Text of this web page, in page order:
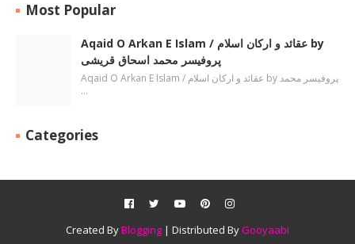
Most Popular
Aqaid O Arkan E Islam / عقائد و ارکان اسلام by
پروفیسر محمد اسحاق قریشی
Aqaid O Arkan E Islam / عقائد و ارکان اسلام by پروفیسر محمد
…
Categories
Created ByBlogging | Distributed By Gooyaabi